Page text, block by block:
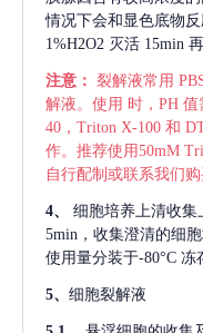
情况下会和显色底物
1%H2O2 灭活 15min 再
注意： 裂解液常用
解液。使用 时，PH
40，Triton X-100 和
作。推荐使用50mM
自行配制或联系我们购
4、 细胞培养上清收集
5min，收集澄清的细
使用量分装于-80°C 冻
5、 细胞裂解液